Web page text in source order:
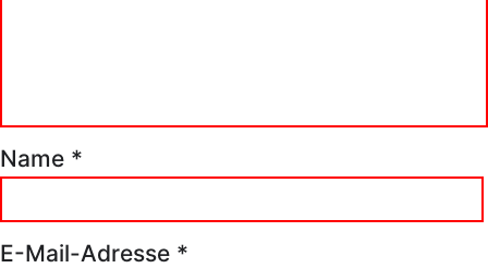
Name *
E-Mail-Adresse *